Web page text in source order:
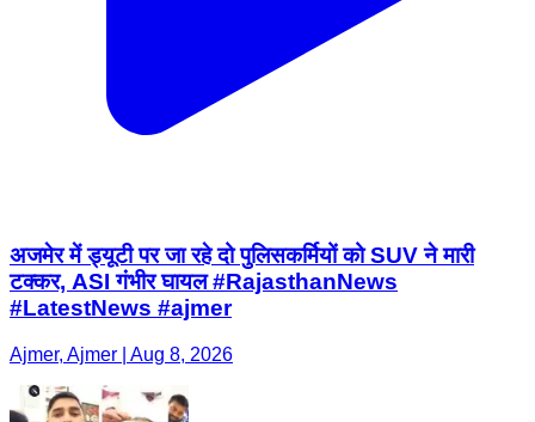
अजमेर में ड्यूटी पर जा रहे दो पुलिसकर्मियों को SUV ने मारी
टक्कर, ASI गंभीर घायल #RajasthanNews
#LatestNews #ajmer
Ajmer, Ajmer | Aug 8, 2026